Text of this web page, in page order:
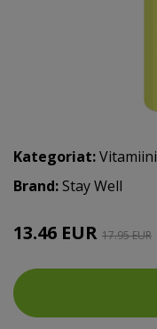
Kategoriat:
Brand:Stay Well
13.46 EUR 17.95 EUR